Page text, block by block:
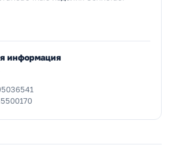
информация